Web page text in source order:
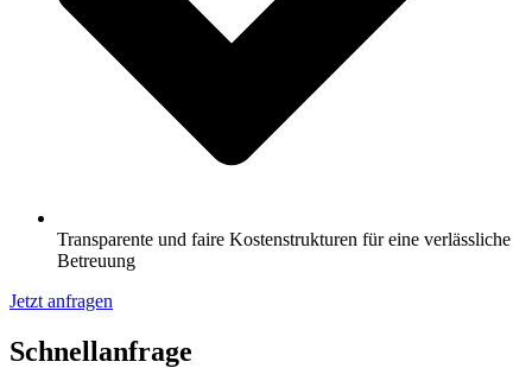
Transparente und faire Kostenstrukturen für eine verlässliche
Betreuung
Jetzt anfragen
Schnell­anfrage